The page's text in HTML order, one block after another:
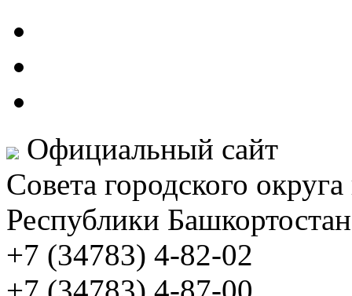
Официальный сайт
Совета городского
Республики Башкортостан
+7 (34783) 4-82-02